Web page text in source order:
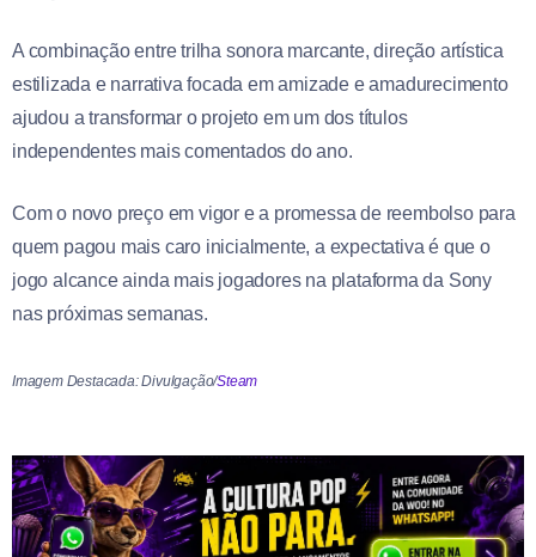
A combinação entre trilha sonora marcante, direção artística
estilizada e narrativa focada em amizade e amadurecimento
ajudou a transformar o projeto em um dos títulos
independentes mais comentados do ano.
Com o novo preço em vigor e a promessa de reembolso para
quem pagou mais caro inicialmente, a expectativa é que o
jogo alcance ainda mais jogadores na plataforma da Sony
nas próximas semanas.
Imagem Destacada: Divulgação/Steam